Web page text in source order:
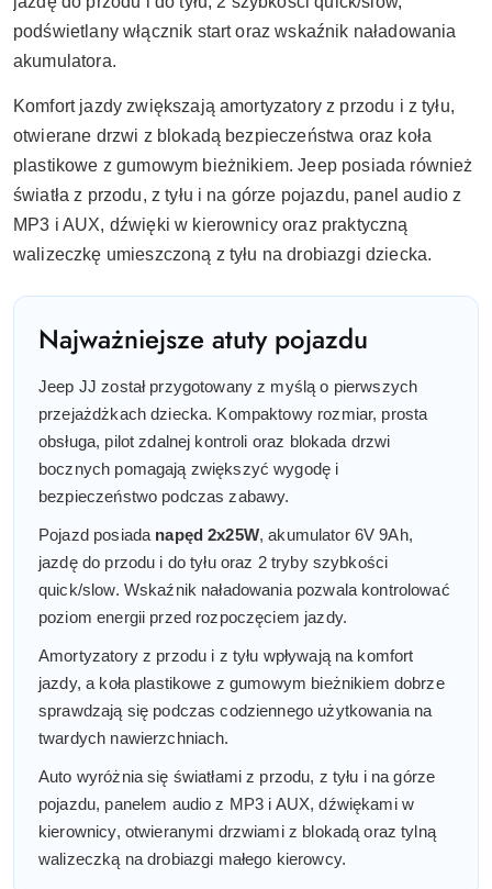
podświetlany włącznik start oraz wskaźnik naładowania
akumulatora.
Komfort jazdy zwiększają amortyzatory z przodu i z tyłu,
otwierane drzwi z blokadą bezpieczeństwa oraz koła
plastikowe z gumowym bieżnikiem. Jeep posiada również
światła z przodu, z tyłu i na górze pojazdu, panel audio z
MP3 i AUX, dźwięki w kierownicy oraz praktyczną
walizeczkę umieszczoną z tyłu na drobiazgi dziecka.
Najważniejsze atuty pojazdu
Jeep JJ został przygotowany z myślą o pierwszych
przejażdżkach dziecka. Kompaktowy rozmiar, prosta
obsługa, pilot zdalnej kontroli oraz blokada drzwi
bocznych pomagają zwiększyć wygodę i
bezpieczeństwo podczas zabawy.
Pojazd posiada napęd 2x25W, akumulator 6V 9Ah,
jazdę do przodu i do tyłu oraz 2 tryby szybkości
quick/slow. Wskaźnik naładowania pozwala kontrolować
poziom energii przed rozpoczęciem jazdy.
Amortyzatory z przodu i z tyłu wpływają na komfort
jazdy, a koła plastikowe z gumowym bieżnikiem dobrze
sprawdzają się podczas codziennego użytkowania na
twardych nawierzchniach.
Auto wyróżnia się światłami z przodu, z tyłu i na górze
pojazdu, panelem audio z MP3 i AUX, dźwiękami w
kierownicy, otwieranymi drzwiami z blokadą oraz tylną
walizeczką na drobiazgi małego kierowcy.